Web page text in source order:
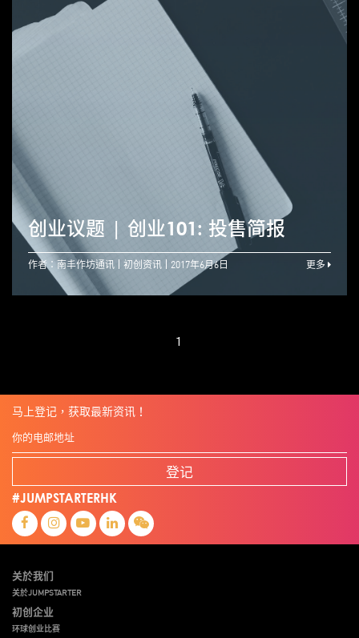
创业议题 | 创业101: 投售简报
作者：南丰作坊通讯 初创资讯 2017年6月6日 更多
1
马上登记，获取最新资讯！
登记
#JUMPSTARTERHK
关於我们
关於JUMPSTARTER
初创企业
环球创业比赛